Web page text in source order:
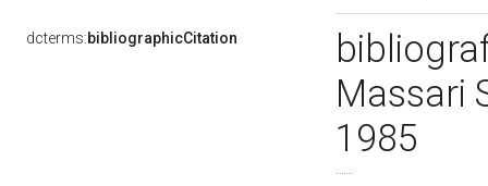
dcterms:bibliographicCitation
Massari
1985